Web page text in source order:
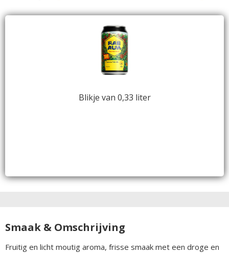
Blikje van 0,33 liter
Smaak & Omschrijving
Fruitig en licht moutig aroma, frisse smaak met een droge en